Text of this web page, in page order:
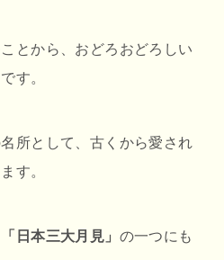
とから、おどろおどろしい
す。
所として、古くから愛され
す。
「日本三大月見」 の一つにも